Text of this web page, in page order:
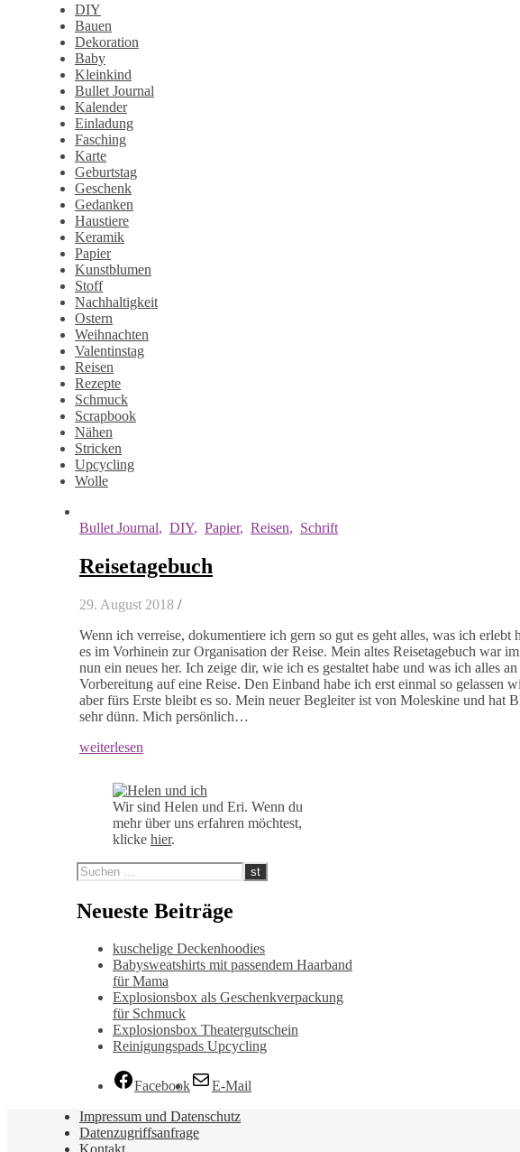
DIY
Bauen
Dekoration
Baby
Kleinkind
Bullet Journal
Kalender
Einladung
Fasching
Karte
Geburtstag
Geschenk
Gedanken
Haustiere
Keramik
Papier
Kunstblumen
Stoff
Nachhaltigkeit
Ostern
Weihnachten
Valentinstag
Reisen
Rezepte
Schmuck
Scrapbook
Nähen
Stricken
Upcycling
Wolle
Bullet Journal, DIY, Papier, Reisen, Schrift
Reisetagebuch
29. August 2018 /
Wenn ich verreise, dokumentiere ich gern so gut es geht alles, was ich erlebt
es im Vorhinein zur Organisation der Reise. Mein altes Reisetagebuch war
nun ein neues her. Ich zeige dir, wie ich es gestaltet habe und was ich alles
Vorbereitung auf eine Reise. Den Einband habe ich erst einmal so gelassen
aber fürs Erste bleibt es so. Mein neuer Begleiter ist von Moleskine und hat
sehr dünn. Mich persönlich…
weiterlesen
Wir sind Helen und Eri. Wenn du
mehr über uns erfahren möchtest,
klicke hier.
Neueste Beiträge
kuschelige Deckenhoodies
Babysweatshirts mit passendem Haarband
für Mama
Explosionsbox als Geschenkverpackung
für Schmuck
Explosionsbox Theatergutschein
Reinigungspads Upcycling
Facebook
E-Mail
Impressum und Datenschutz
Datenzugriffsanfrage